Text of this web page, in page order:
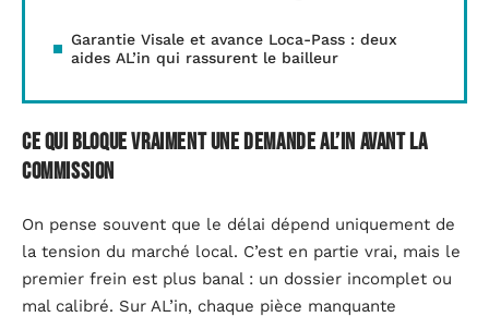
Garantie Visale et avance Loca-Pass : deux
aides AL’in qui rassurent le bailleur
Ce qui bloque vraiment une demande AL’in avant la
commission
On pense souvent que le délai dépend uniquement de
la tension du marché local. C’est en partie vrai, mais le
premier frein est plus banal : un dossier incomplet ou
mal calibré. Sur AL’in, chaque pièce manquante